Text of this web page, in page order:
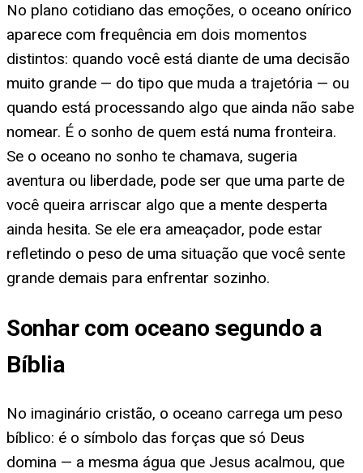
No plano cotidiano das emoções, o oceano onírico
aparece com frequência em dois momentos
distintos: quando você está diante de uma decisão
muito grande — do tipo que muda a trajetória — ou
quando está processando algo que ainda não sabe
nomear. É o sonho de quem está numa fronteira.
Se o oceano no sonho te chamava, sugeria
aventura ou liberdade, pode ser que uma parte de
você queira arriscar algo que a mente desperta
ainda hesita. Se ele era ameaçador, pode estar
refletindo o peso de uma situação que você sente
grande demais para enfrentar sozinho.
Sonhar com oceano segundo a
Bíblia
No imaginário cristão, o oceano carrega um peso
bíblico: é o símbolo das forças que só Deus
domina — a mesma água que Jesus acalmou, que